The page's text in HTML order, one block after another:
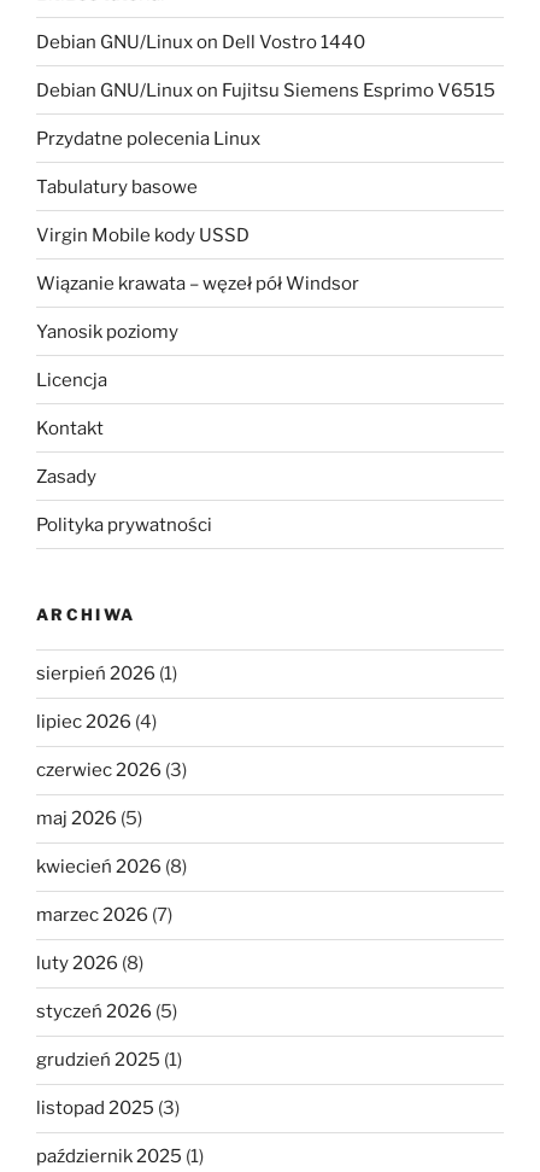
Debian GNU/Linux on Dell Vostro 1440
Debian GNU/Linux on Fujitsu Siemens Esprimo V6515
Przydatne polecenia Linux
Tabulatury basowe
Virgin Mobile kody USSD
Wiązanie krawata – węzeł pół Windsor
Yanosik poziomy
Licencja
Kontakt
Zasady
Polityka prywatności
ARCHIWA
sierpień 2026 (1)
lipiec 2026 (4)
czerwiec 2026 (3)
maj 2026 (5)
kwiecień 2026 (8)
marzec 2026 (7)
luty 2026 (8)
styczeń 2026 (5)
grudzień 2025 (1)
listopad 2025 (3)
październik 2025 (1)